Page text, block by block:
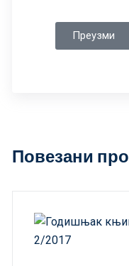
Преузми
Повезани